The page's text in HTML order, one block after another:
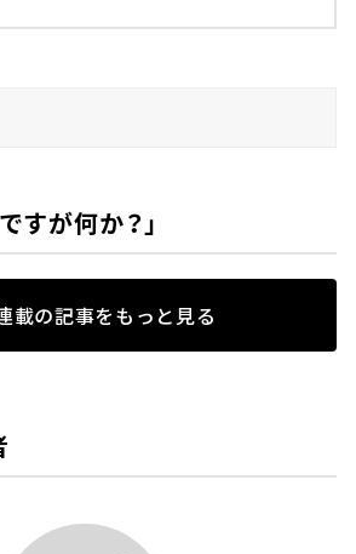
すが何か？」
載の記事をもっと見る